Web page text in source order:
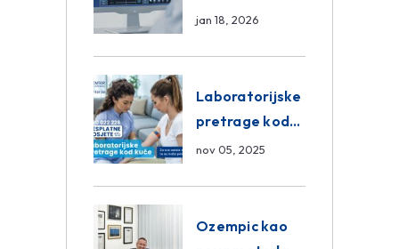
Sarajevo –
Centar
Poliklinika
jan 18, 2026
Laboratorijske
pretrage kod
kuće – novo u
Poliklinici
nov 05, 2025
Ozempic kao